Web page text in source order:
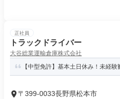
正社員
トラックドライバー
大谷総業運輸倉庫株式会社
【中型免許】基本土日休み！未経験
〒399-0033長野県松本市